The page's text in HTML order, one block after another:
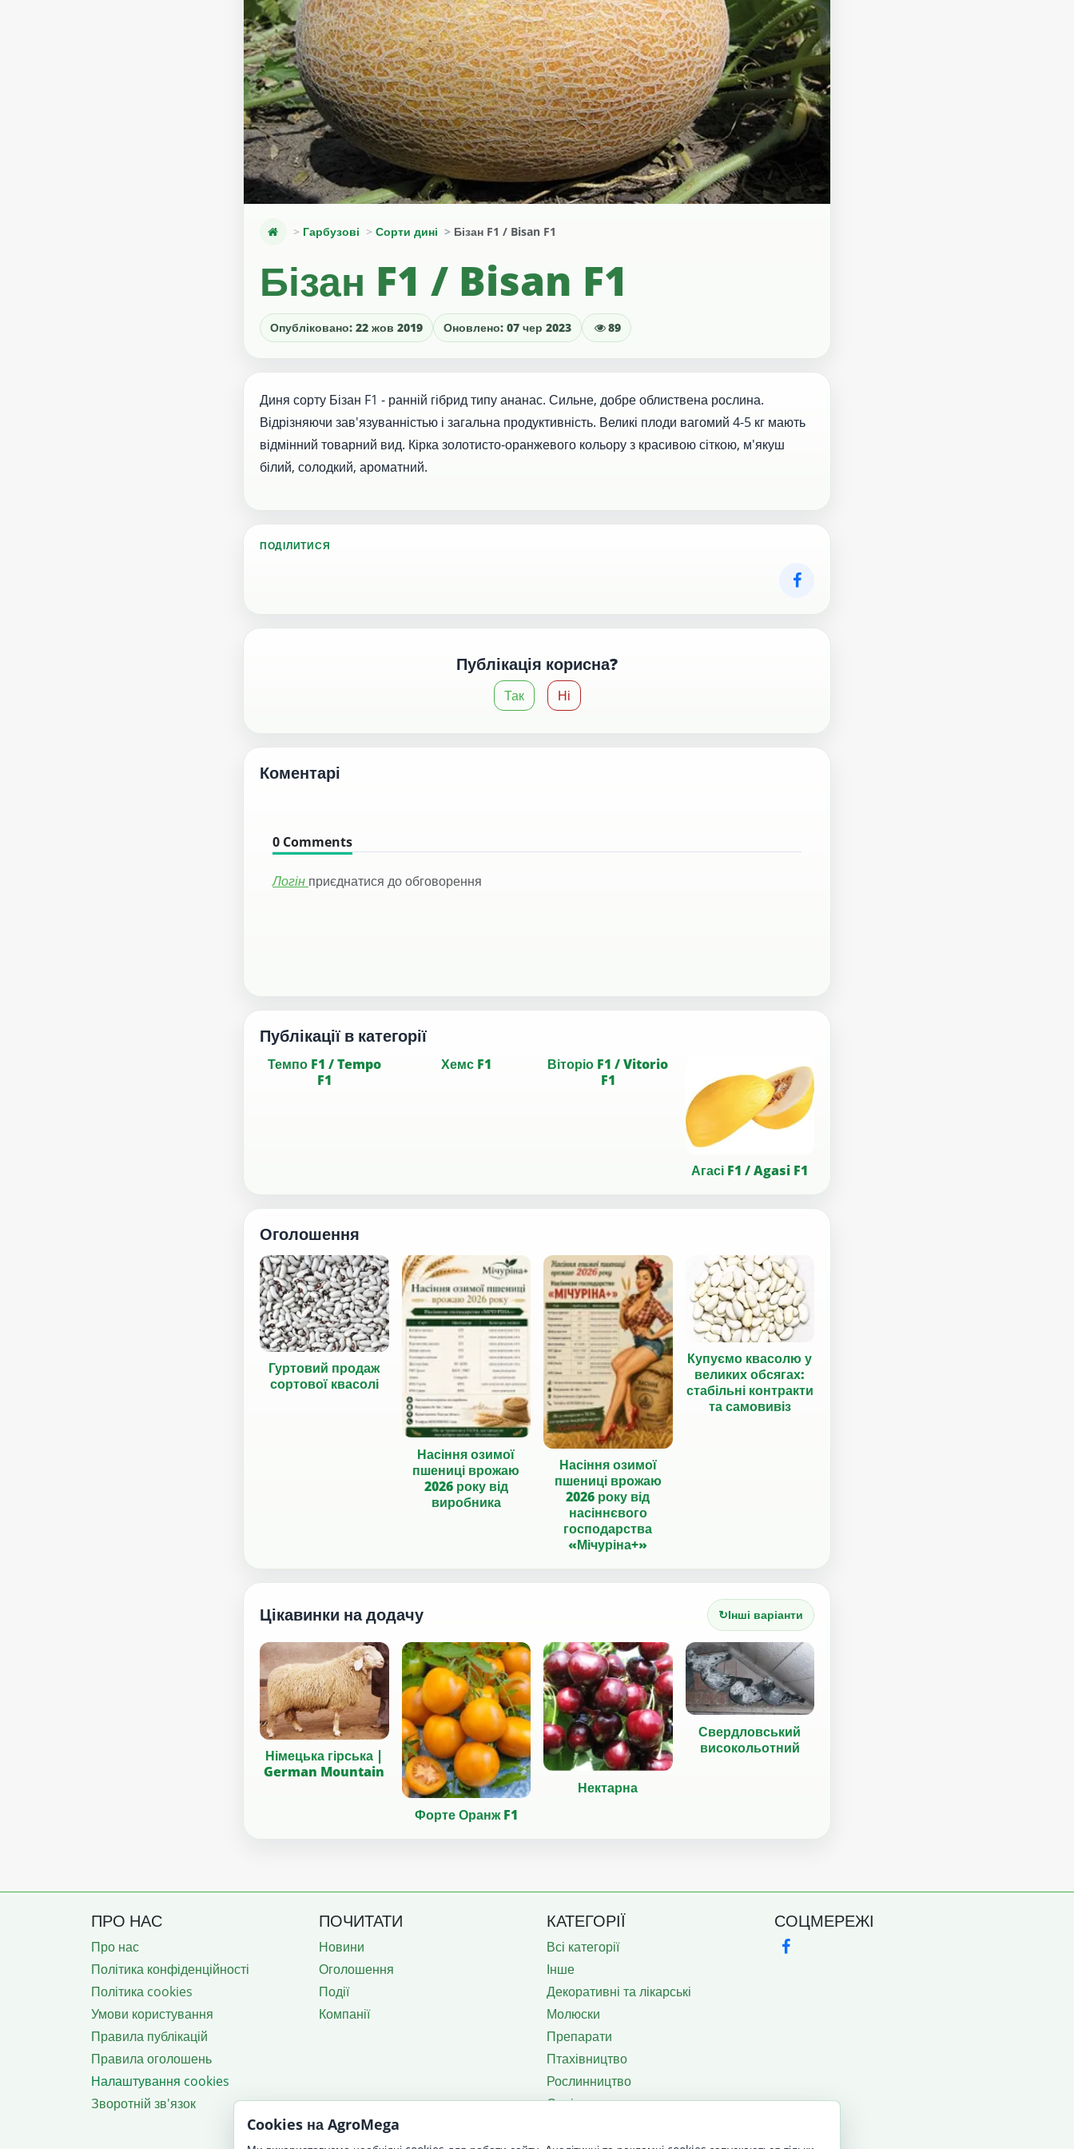
Гарбузові Сорти дині Бізан F1 / Bisan F1
Бізан F1 / Bisan F1
Опубліковано: 22 жов 2019 Оновлено: 07 чер 2023 89
Диня сорту Бізан F1 - ранній гібрид типу ананас. Сильне, добре облиствена рослина.
Відрізняючи зав'язуванністью і загальна продуктивність. Великі плоди вагомий 4-5 кг мають
відмінний товарний вид. Кірка золотисто-оранжевого кольору з красивою сіткою, м'якуш
білий, солодкий, ароматний.
ПОДІЛИТИСЯ
Публікація корисна?
Так Ні
Коментарі
0 Comments
Логін приєднатися до обговорення
Публікації в категорії
Темпо F1 / Tempo
F1
Хемс F1
Віторіо F1 / Vitorio
F1
Агасі F1 / Agasi F1
Оголошення
Гуртовий продаж
сортової квасолі
Насіння озимої
пшениці врожаю
2026 року від
виробника
Насіння озимої
пшениці врожаю
2026 року від
насіннєвого
господарства
«Мічуріна+»
Купуємо квасолю у
великих обсягах:
стабільні контракти
та самовивіз
Цікавинки на додачу ↻Інші варіанти
Німецька гірська |
German Mountain
Форте Оранж F1
Нектарна
Свердловський
високольотний
ПРО НАС
Про нас
Політика конфіденційності
Політика cookies
Умови користування
Правила публікацій
Правила оголошень
Налаштування cookies
Зворотній зв'язок
ПОЧИТАТИ
Новини
Оголошення
Події
Компанії
КАТЕГОРІЇ
Всі категорії
Інше
Декоративні та лікарські
Молюски
Препарати
Птахівництво
Рослинництво
Садівництво
СОЦМЕРЕЖІ
Cookies на AgroMega